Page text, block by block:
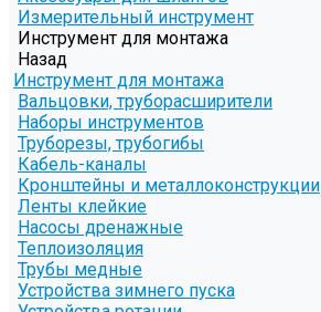
Измерительный инструмент
Инструмент для монтажа
Назад
Инструмент для монтажа
Вальцовки, труборасширители
Наборы инструментов
Труборезы, трубогибы
Кабель-каналы
Кронштейны и металлоконструкции
Ленты клейкие
Насосы дренажные
Теплоизоляция
Трубы медные
Устройства зимнего пуска